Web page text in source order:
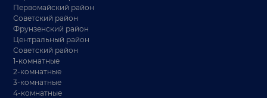
Первомайский район
Советский район
Фрунзенский район
Центральный район
Советский район
1-комнатные
2-комнатные
3-комнатные
4-комнатные